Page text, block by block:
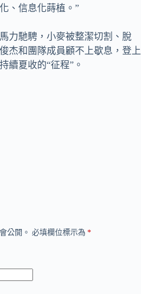
、信息化蒔植。”
力馳騁，小麥被整潔切割、脫
杰和團隊成員顧不上歇息，登上
續夏收的“征程”。
公開。 必填欄位標示為 *